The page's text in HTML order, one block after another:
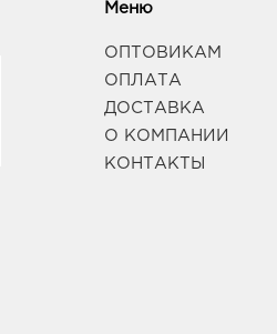
Меню
ОПТОВИКАМ
ОПЛАТА
ДОСТАВКА
О КОМПАНИИ
КОНТАКТЫ